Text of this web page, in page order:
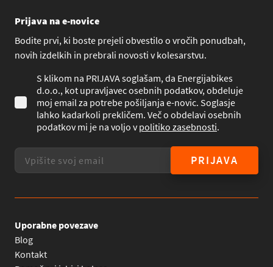
Prijava na e-novice
Bodite prvi, ki boste prejeli obvestilo o vročih ponudbah,
novih izdelkih in prebrali novosti v kolesarstvu.
S klikom na PRIJAVA soglašam, da Energijabikes
d.o.o., kot upravljavec osebnih podatkov, obdeluje
moj email za potrebe pošiljanja e-novic. Soglasje
lahko kadarkoli prekličem. Več o obdelavi osebnih
podatkov mi je na voljo vpolitiko zasebnosti.
PRIJAVA
Uporabne povezave
Blog
Kontakt